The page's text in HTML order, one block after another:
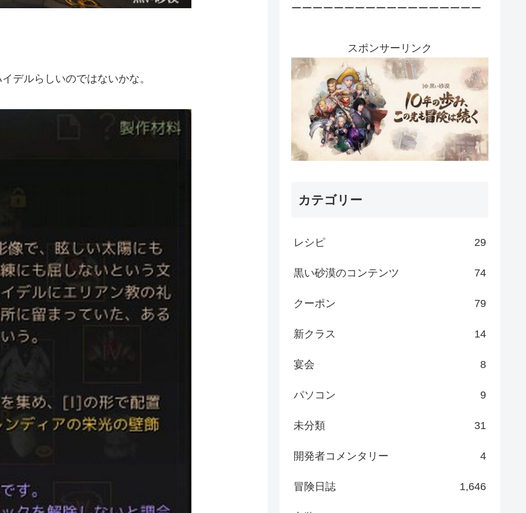
デルらしいのではないかな。
ーーーーーーーーーーーーーーーーーー
スポンサーリンク
カテゴリー
レシピ 29
黒い砂漠のコンテンツ 74
クーポン 79
新クラス 14
宴会 8
パソコン 9
未分類 31
開発者コメンタリー 4
冒険日誌 1,646